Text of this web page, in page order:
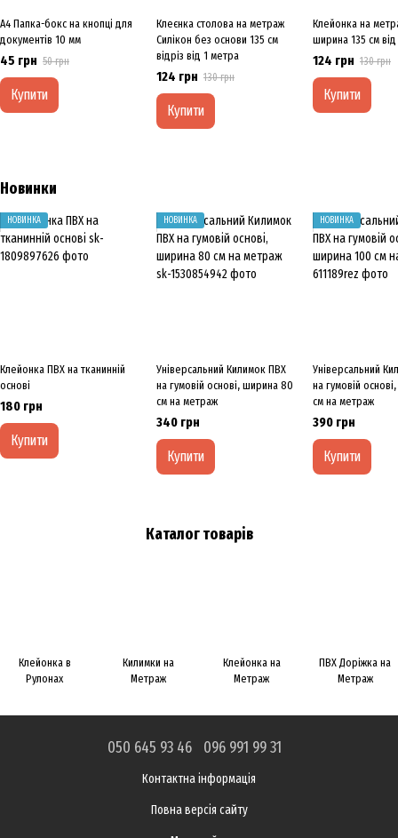
А4 Папка-бокс на кнопці для
документів 10 мм
45 грн 50 грн
Купити
Клеєнка столова на метраж
Силікон без основи 135 см
відріз від 1 метра
124 грн 130 грн
Купити
Клейонка на
ширина 135 см
124 грн 130 грн
Купити
Новинки
НОВИНКА
Клейонка ПВХ на тканинній
основі
180 грн
Купити
НОВИНКА
Універсальний Килимок ПВХ
на гумовій основі, ширина 80
см на метраж
340 грн
Купити
НОВИНКА
Універсальний
на гумовій
см на метраж
390 грн
Купити
Каталог товарів
Клейонка в
Рулонах
Килимки на
Метраж
Клейонка на
Метраж
ПВХ Доріжка на
Метраж
050 645 93 46 096 991 99 31
Контактна інформація
Повна версія сайту